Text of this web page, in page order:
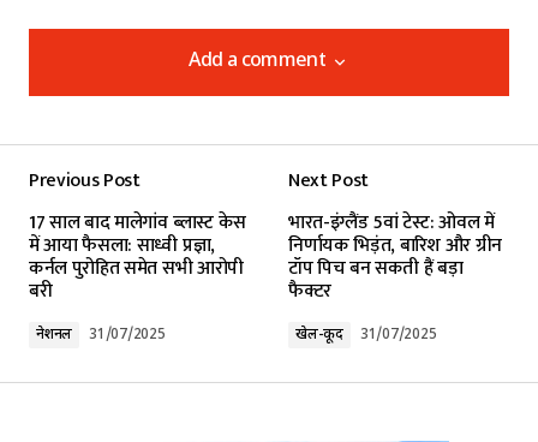
Add a comment
Add a comment
Required fields are marked*
Previous Post
17 साल बाद मालेगांव ब्लास्ट केस
में आया फैसला: साध्वी प्रज्ञा,
कर्नल पुरोहित समेत सभी आरोपी
बरी
नेशनल 31/07/2025
Next Post
भारत-इंग्लैंड 5वां टेस्ट: ओवल में
निर्णायक भिड़ंत, बारिश और ग्रीन
टॉप पिच बन सकती हैं बड़ा
फैक्टर
खेल-कूद 31/07/2025